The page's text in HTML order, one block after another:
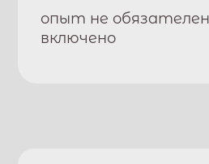
опыт не
включено